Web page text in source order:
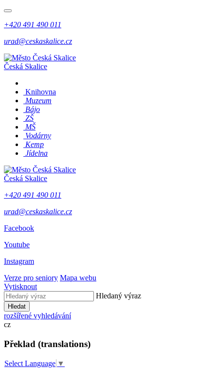
+420 491 490 011
urad@ceskaskalice.cz
Česká Skalice
Knihovna
Muzeum
Bájo
ZŠ
MŠ
Vodárny
Kemp
Jídelna
Česká Skalice
+420 491 490 011
urad@ceskaskalice.cz
Facebook
Youtube
Instagram
Verze pro seniory Mapa webu
Vytisknout
Hledaný výraz
Hledat
rozšířené vyhledávání
cz
Překlad (translations)
Select Language ▼